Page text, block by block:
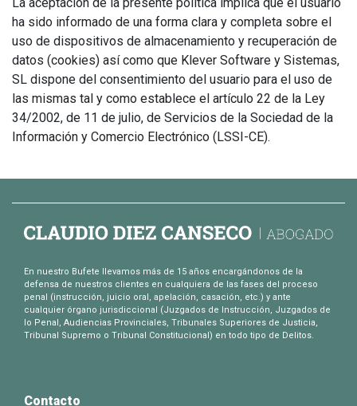
ha sido informado de una forma clara y completa sobre el
uso de dispositivos de almacenamiento y recuperación de
datos (cookies) así como que Klever Software y Sistemas,
SL dispone del consentimiento del usuario para el uso de
las mismas tal y como establece el artículo 22 de la Ley
34/2002, de 11 de julio, de Servicios de la Sociedad de la
Información y Comercio Electrónico (LSSI-CE).
En nuestro Bufete llevamos más de 15 años encargándonos de la
defensa de nuestros clientes en cualquiera de las fases del proceso
penal (instrucción, juicio oral, apelación, casación, etc.) y ante
cualquier órgano jurisdiccional (Juzgados de Instrucción, Juzgados de
lo Penal, Audiencias Provinciales, Tribunales Superiores de Justicia,
Tribunal Supremo o Tribunal Constitucional) en todo tipo de Delitos.
Contacto